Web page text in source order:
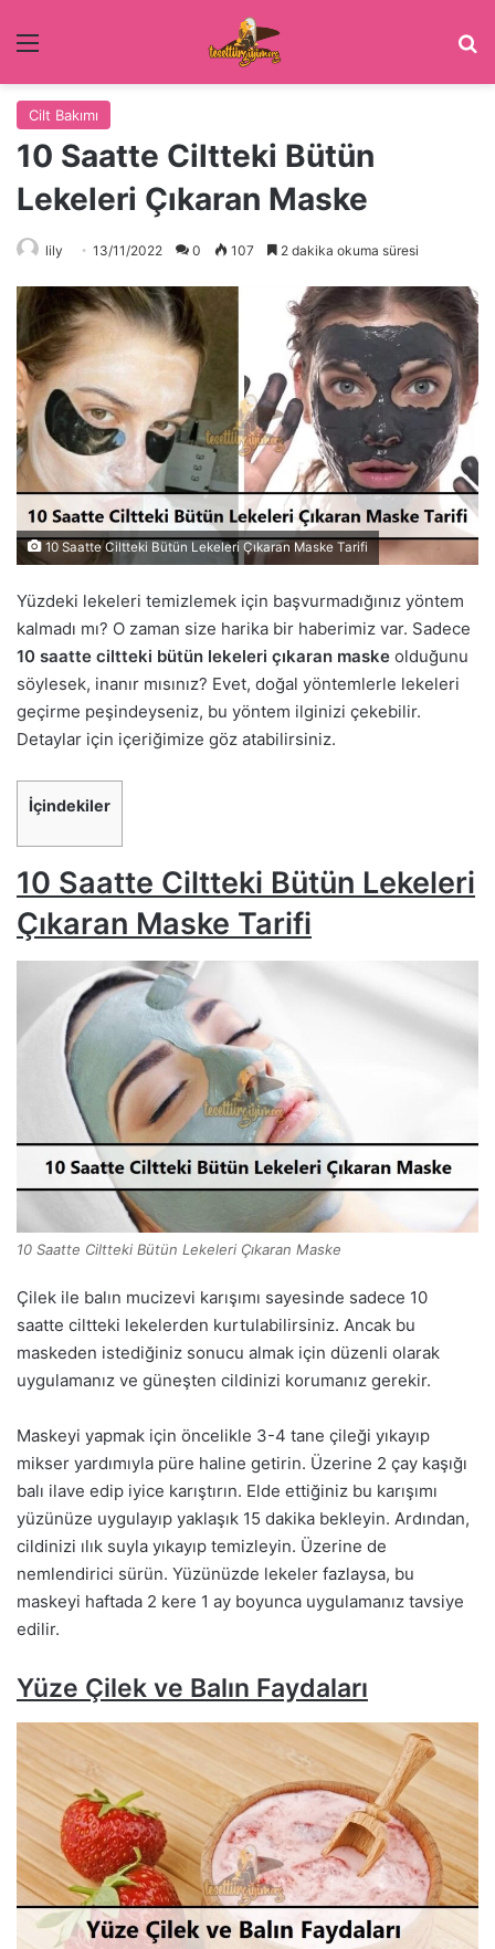
Menü
Cilt Bakımı
10 Saatte Ciltteki Bütün
Lekeleri Çıkaran Maske
lily 13/11/2022 0 107 2 dakika okuma süresi
10 Saatte Ciltteki Bütün Lekeleri Çıkaran Maske Tarifi
Yüzdeki lekeleri temizlemek için başvurmadığınız yöntem
kalmadı mı? O zaman size harika bir haberimiz var. Sadece
10 saatte ciltteki bütün lekeleri çıkaran maske olduğunu
söylesek, inanır mısınız? Evet, doğal yöntemlerle lekeleri
geçirme peşindeyseniz, bu yöntem ilginizi çekebilir.
Detaylar için içeriğimize göz atabilirsiniz.
İçindekiler
10 Saatte Ciltteki Bütün Lekeleri
Çıkaran Maske Tarifi
10 Saatte Ciltteki Bütün Lekeleri Çıkaran Maske
Çilek ile balın mucizevi karışımı sayesinde sadece 10
saatte ciltteki lekelerden kurtulabilirsiniz. Ancak bu
maskeden istediğiniz sonucu almak için düzenli olarak
uygulamanız ve güneşten cildinizi korumanız gerekir.
Maskeyi yapmak için öncelikle 3-4 tane çileği yıkayıp
mikser yardımıyla püre haline getirin. Üzerine 2 çay kaşığı
balı ilave edip iyice karıştırın. Elde ettiğiniz bu karışımı
yüzünüze uygulayıp yaklaşık 15 dakika bekleyin. Ardından,
cildinizi ılık suyla yıkayıp temizleyin. Üzerine de
nemlendirici sürün. Yüzünüzde lekeler fazlaysa, bu
maskeyi haftada 2 kere 1 ay boyunca uygulamanız tavsiye
edilir.
Yüze Çilek ve Balın Faydaları